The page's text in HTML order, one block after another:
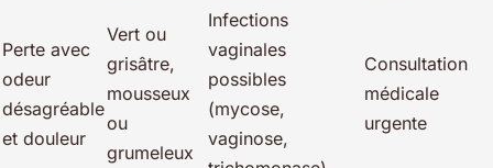
Perte avec
odeur
désagréable
et douleur
Vert ou
grisâtre,
mousseux
ou
grumeleux
Infections
vaginales
possibles
(mycose,
vaginose,
Consultation
médicale
urgente